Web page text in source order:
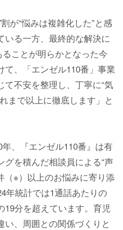
が“悩みは複雑化した”と感
いる一方、最終的な解決に
ことが明らかとなった今
て、「エンゼル110番」事業
不安を整理し、丁寧に“気
まで以上に徹底します」と
年、『エンゼル110番』は有
を積んだ相談員による“声
（※）以上のお悩みに寄り添
年統計では1通話あたりの
分を超えています。育児
、周囲との関係づくりと